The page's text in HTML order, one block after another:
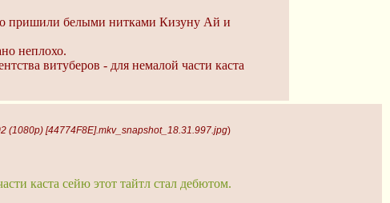
пришили белыми нитками Кизуну Ай и
неплохо.
витуберов - для немалой части каста
(1080p) [44774F8E].mkv_snapshot_18.31.997.jpg)
каста сейю этот тайтл стал дебютом.